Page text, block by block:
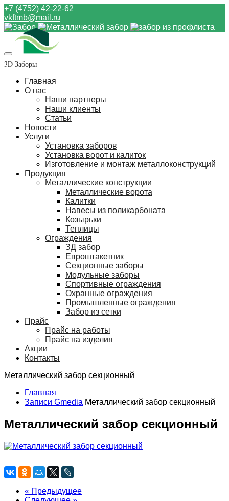
+7 (4752) 42-22-62
vkftmb@mail.ru
3D Заборы
Главная
О нас
Наши партнеры
Наши клиенты
Статьи
Новости
Услуги
Установка заборов
Установка ворот и калиток
Изготовление и монтаж металлоконструкций
Продукция
Металлические конструкции
Металлические ворота
Калитки
Навесы из поликарбоната
Козырьки
Теплицы
Ограждения
ЗД забор
Евроштакетник
Секционные заборы
Модульные заборы
Спортивные ограждения
Охранные ограждения
Промышленные ограждения
Забор из сетки
Прайс
Прайс на работы
Прайс на изделия
Акции
Контакты
Металлический забор секционный
Главная
Записи Gmedia Металлический забор секционный
Металлический забор секционный
« Предыдущее